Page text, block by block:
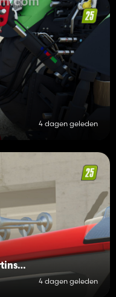
4 dagen geleden
Oostenrijkse brandweer Martinshorn Pack (Prefab)
4 dagen geleden